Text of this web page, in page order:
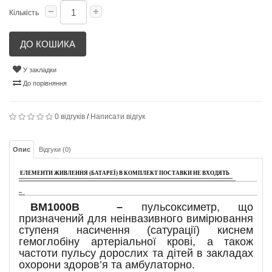
Кількість
ДО КОШИКА
У закладки
До порівняння
0 відгуків / Написати відгук
Опис Відгуки (0)
ЕЛЕМЕНТИ ЖИВЛЕННЯ (БАТАРЕЇ) В КОМПЛЕКТ ПОСТАВКИ НЕ ВХОДЯТЬ
BM1000В –пульсоксиметр, що
призначений для неінвазивного вимірювання
ступеня насичення (сатурації) киснем
гемоглобіну артеріальної крові, а також
частоти пульсу дорослих та дітей в закладах
охорони здоров’я та амбулаторно.